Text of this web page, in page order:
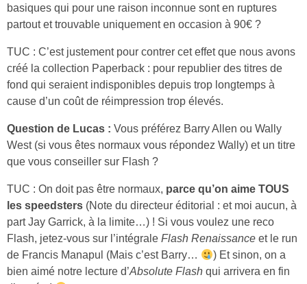
basiques qui pour une raison inconnue sont en ruptures
partout et trouvable uniquement en occasion à 90€ ?
TUC : C’est justement pour contrer cet effet que nous avons
créé la collection Paperback : pour republier des titres de
fond qui seraient indisponibles depuis trop longtemps à
cause d’un coût de réimpression trop élevés.
Question de Lucas : Vous préférez Barry Allen ou Wally
West (si vous êtes normaux vous répondez Wally) et un titre
que vous conseiller sur Flash ?
TUC : On doit pas être normaux, parce qu’on aime TOUS
les speedsters (Note du directeur éditorial : et moi aucun, à
part Jay Garrick, à la limite…) ! Si vous voulez une reco
Flash, jetez-vous sur l’intégrale Flash Renaissance et le run
de Francis Manapul (Mais c’est Barry…
) Et sinon, on a
bien aimé notre lecture d’Absolute Flash qui arrivera en fin